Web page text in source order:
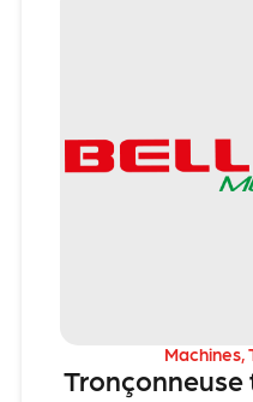
Machines,
Tronçonneuse